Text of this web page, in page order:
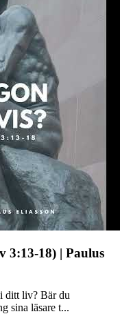
3:13-18) | Paulus
ditt liv? Bär du
sina läsare t...